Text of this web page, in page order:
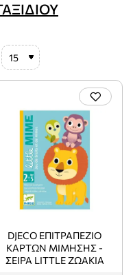
DJECO ΕΠΙΤΡΑΠΈΖΙΟ
ΚΑΡΤΏΝ ΜΊΜΗΣΗΣ -
ΣΕΙΡΆ LITTLE ΖΩΆΚΙΑ